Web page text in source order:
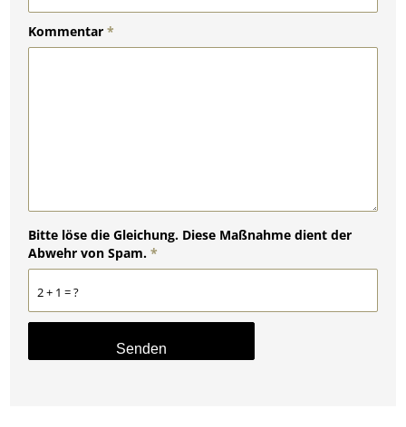
Kommentar*
2 + 1 = ?
Bitte löse die Gleichung. Diese Maßnahme dient der
Abwehr von Spam.*